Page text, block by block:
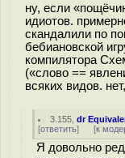
ну, если
идиотов.
скандалили по
бебиановской
компилятора
(«слово ==
всяких видов.
3.155 ,dr
[ответить] [к
Я довольно